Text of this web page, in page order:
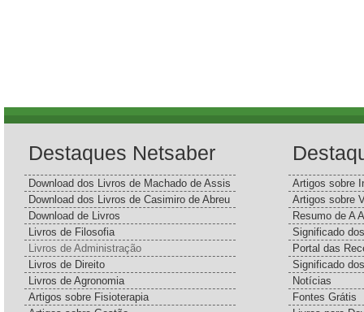
Destaques Netsaber
Download dos Livros de Machado de Assis
Download dos Livros de Casimiro de Abreu
Download de Livros
Livros de Filosofia
Livros de Administração
Livros de Direito
Livros de Agronomia
Artigos sobre Fisioterapia
Artigos sobre
Artigos sobre
Resumo de A
Significado
Portal das
Significado
Notícias
Fontes Grátis